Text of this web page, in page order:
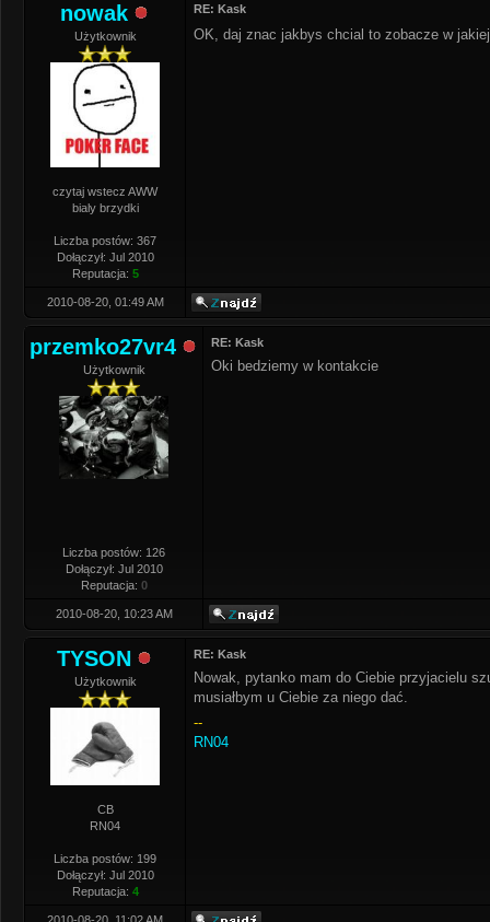
nowak
Użytkownik
czytaj wstecz AWW
bialy brzydki
Liczba postów: 367
Dołączył: Jul 2010
Reputacja: 5
RE: Kask
OK, daj znac jakbys chcial to zobacze w
2010-08-20, 01:49 AM
przemko27vr4
Użytkownik
Liczba postów: 126
Dołączył: Jul 2010
Reputacja: 0
RE: Kask
Oki bedziemy w kontakcie
2010-08-20, 10:23 AM
TYSON
Użytkownik
CB
RN04
Liczba postów: 199
Dołączył: Jul 2010
Reputacja: 4
RE: Kask
Nowak, pytanko mam do Ciebie przyjacielu
musiałbym u Ciebie za niego dać.
--
RN04